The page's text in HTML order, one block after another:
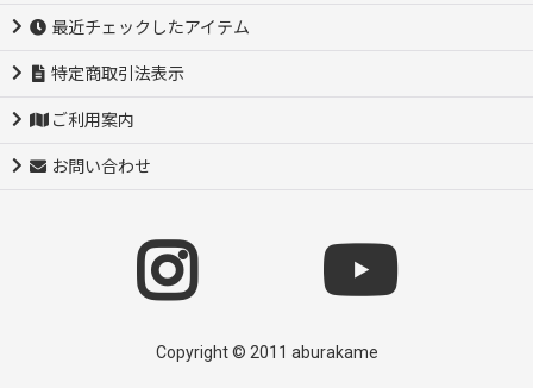
最近チェックしたアイテム
特定商取引法表示
ご利用案内
お問い合わせ
Copyright © 2011 aburakame